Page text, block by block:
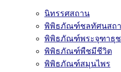
นิทรรศสถาน
พิพิธภัณฑ์ชลทัศนสถ
พิพิธภัณฑ์พระจุฑาธุช
พิพิธภัณฑ์พืชมีชีวิต
พิพิธภัณฑ์สมุนไพร